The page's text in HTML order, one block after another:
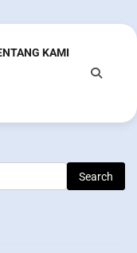
KAMI